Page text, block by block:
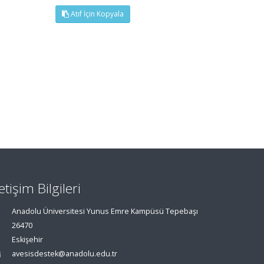
Atıf İçin Kopyala
Bilgileri
Anadolu Üniversitesi Yunus Emre Kampüsü Tepebaşı
26470
Eskişehir
avesisdestek@anadolu.edu.tr